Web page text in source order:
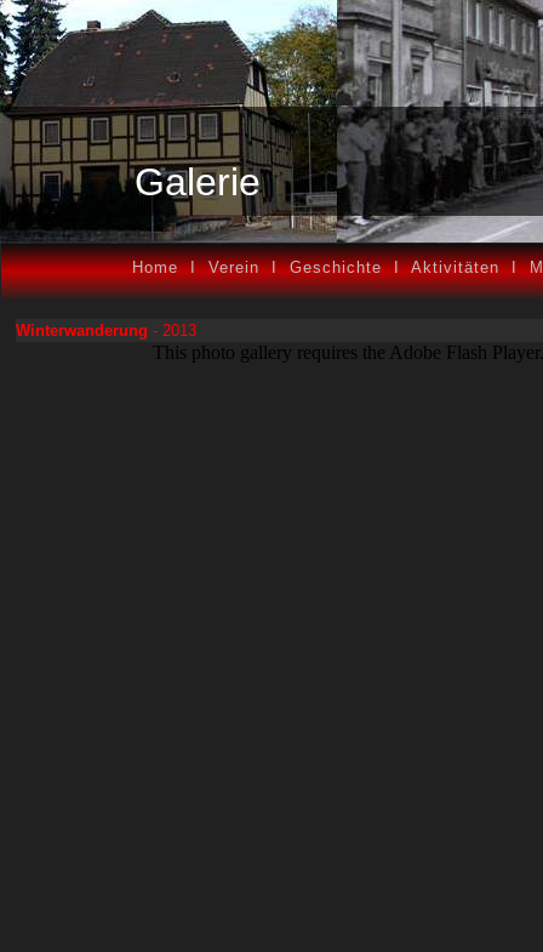
Galerie
HomeIVereinIGeschichteIAktivitätenI
Winterwanderung - 2013